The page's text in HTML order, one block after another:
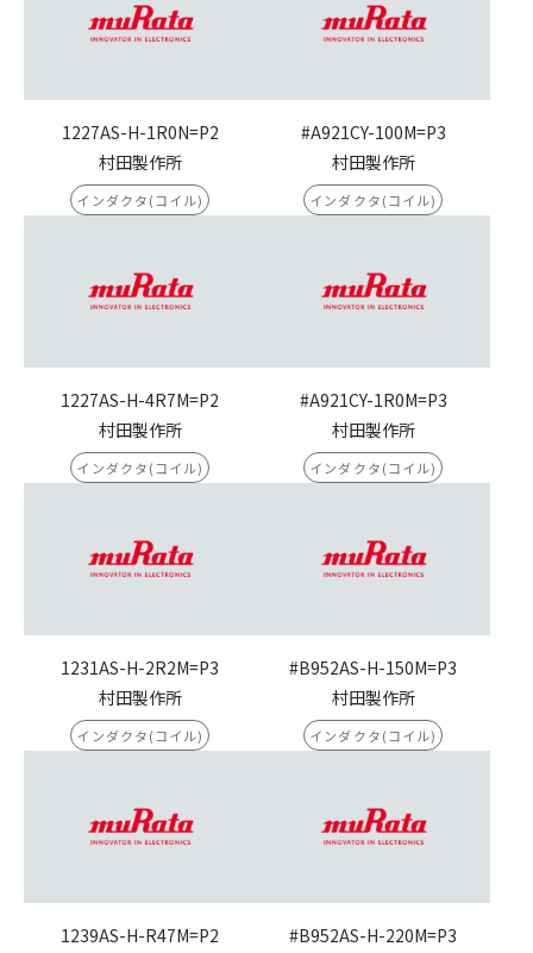
1227AS-H-1R0N=P2
村田製作所
インダクタ(コイル)
#A921CY-100M=P3
村田製作所
インダクタ(コイル)
1227AS-H-4R7M=P2
村田製作所
インダクタ(コイル)
#A921CY-1R0M=P3
村田製作所
インダクタ(コイル)
1231AS-H-2R2M=P3
村田製作所
インダクタ(コイル)
#B952AS-H-150M=P3
村田製作所
インダクタ(コイル)
1239AS-H-R47M=P2
#B952AS-H-220M=P3